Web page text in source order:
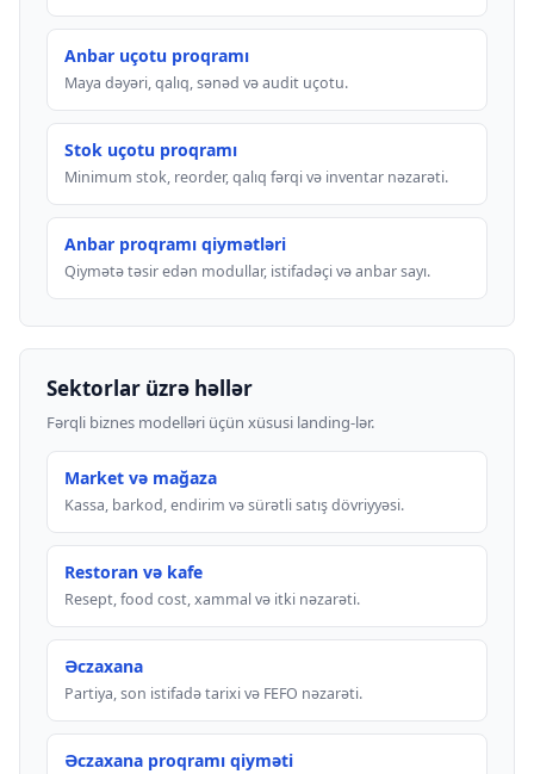
Anbar uçotu proqramı
Maya dəyəri, qalıq, sənəd və audit uçotu.
Stok uçotu proqramı
Minimum stok, reorder, qalıq fərqi və inventar nəzarəti.
Anbar proqramı qiymətləri
Qiymətə təsir edən modullar, istifadəçi və anbar sayı.
Sektorlar üzrə həllər
Fərqli biznes modelləri üçün xüsusi landing-lər.
Market və mağaza
Kassa, barkod, endirim və sürətli satış dövriyyəsi.
Restoran və kafe
Resept, food cost, xammal və itki nəzarəti.
Əczaxana
Partiya, son istifadə tarixi və FEFO nəzarəti.
Əczaxana proqramı qiyməti